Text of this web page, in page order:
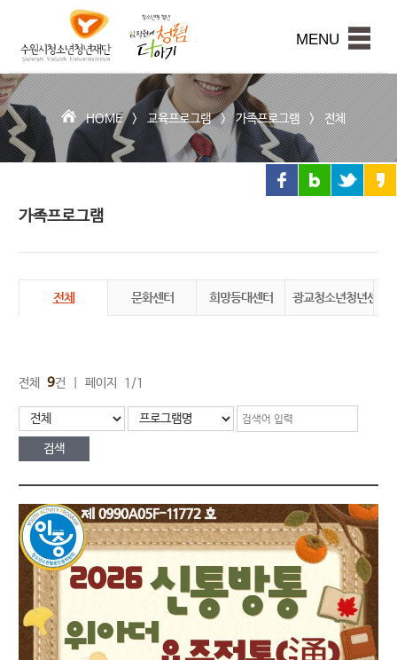
본문내용 바로가기
시
청
소
년
청
년
재
단
MENU
HOME >교육프로그램>가족프로그램>전체
가족프로그램
전체 문화센터 희망등대센터 광교청소년청년센터
전체 9건 | 페이지 1/1